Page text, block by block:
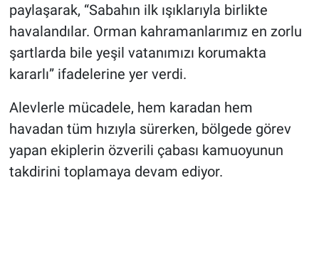
paylaşarak, “Sabahın ilk ışıklarıyla birlikte
havalandılar. Orman kahramanlarımız en zorlu
şartlarda bile yeşil vatanımızı korumakta
kararlı” ifadelerine yer verdi.
Alevlerle mücadele, hem karadan hem
havadan tüm hızıyla sürerken, bölgede görev
yapan ekiplerin özverili çabası kamuoyunun
takdirini toplamaya devam ediyor.